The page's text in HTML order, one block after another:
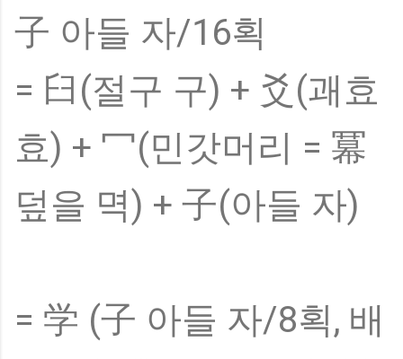
子 아들 자/16획
= 臼(절구 구) + 爻(괘효
효) + 冖(민갓머리 = 冪
덮을 멱) + 子(아들 자)
= 学 (子 아들 자/8획, 배